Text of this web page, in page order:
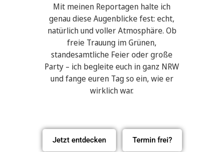
Mit meinen Reportagen halte ich
genau diese Augenblicke fest: echt,
natürlich und voller Atmosphäre. Ob
freie Trauung im Grünen,
standesamtliche Feier oder große
Party – ich begleite euch in ganz NRW
und fange euren Tag so ein, wie er
wirklich war.
Jetzt entdecken Termin frei?